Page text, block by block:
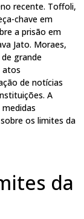
recente. Toffoli,
chave em
a prisão em
Jato. Moraes,
grande
atos
de notícias
A
os limites da
da